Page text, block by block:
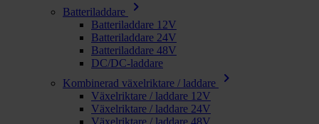
Batteriladdare
chevron_right
Batteriladdare 12V
Batteriladdare 24V
Batteriladdare 48V
DC/DC-laddare
Kombinerad växelriktare / laddare
chevron_right
Växelriktare / laddare 12V
Växelriktare / laddare 24V
Växelriktare / laddare 48V